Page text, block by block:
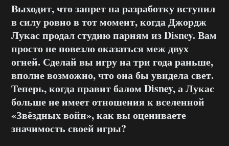
Выходит, что запрет на разработку вступил
в силу ровно в тот момент, когда Джордж
Лукас продал студию парням изDisney. Вам
просто не повезло оказаться меж двух
огней. Сделай вы игру на три года раньше,
вполне возможно, что она бы увидела свет.
Теперь, когда правит балом Disney, а Лукас
больше не имеет отношения к вселенной
«Звёздных войн», как вы оцениваете
значимость своей игры?